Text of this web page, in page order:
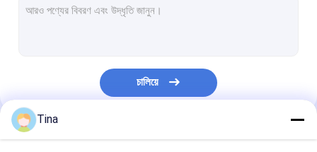
চালিয়ে
আমাদের বিভাগসমূহ
Tina